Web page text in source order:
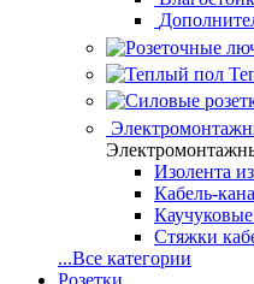
Изолента
Кабель-
Стяжки
...Все категории
Розетки